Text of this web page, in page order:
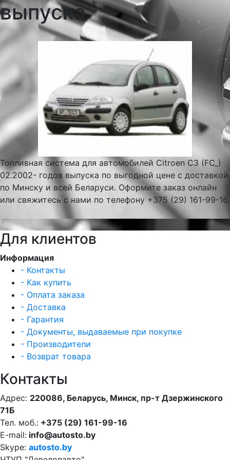
выпуска
Топливная система для автомобилей Citroen C3 (FC_)
02.2002- годов выпуска по выгодной цене с доставкой
по Минску и всей Беларуси. Оформите заказ онлайн
или свяжитесь с нами по телефону +375 (29) 161-99-16.
Для клиентов
Информация
- Контакты
- Как купить
- Оплата заказа
- Доставка
- Гарантия
- Документы, выдаваемые при покупке
- Производители
- Возврат товара
Контакты
Адрес: 220086, Беларусь, Минск, пр-т Дзержинского
71Б
Тел. моб.: +375 (29) 161-99-16
E-mail: info@autosto.by
Skype: autosto.by